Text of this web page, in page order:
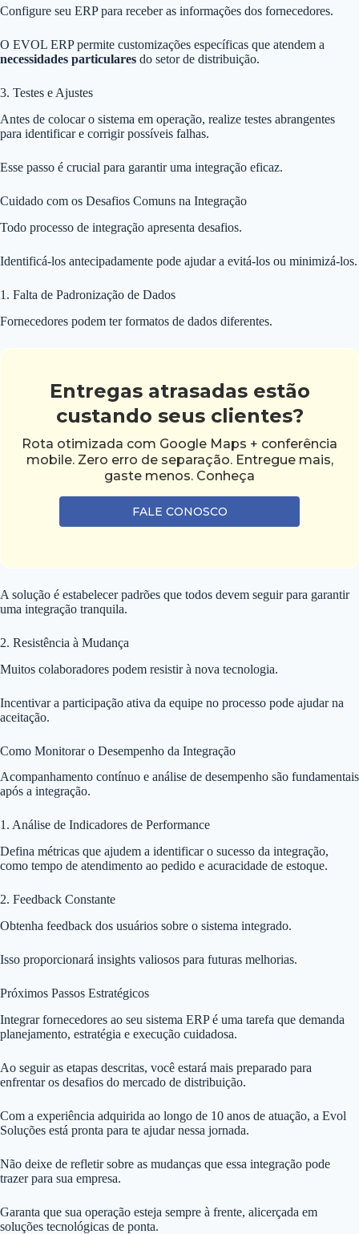
Configure seu ERP para receber as informações dos fornecedores.
O EVOL ERP permite customizações específicas que atendem a
necessidades particulares do setor de distribuição.
3. Testes e Ajustes
Antes de colocar o sistema em operação, realize testes abrangentes
para identificar e corrigir possíveis falhas.
Esse passo é crucial para garantir uma integração eficaz.
Cuidado com os Desafios Comuns na Integração
Todo processo de integração apresenta desafios.
Identificá-los antecipadamente pode ajudar a evitá-los ou minimizá-los.
1. Falta de Padronização de Dados
Fornecedores podem ter formatos de dados diferentes.
Entregas atrasadas estão
custando seus clientes?
Rota otimizada com Google Maps + conferência
mobile. Zero erro de separação. Entregue mais,
gaste menos. Conheça
FALE CONOSCO
A solução é estabelecer padrões que todos devem seguir para garantir
uma integração tranquila.
2. Resistência à Mudança
Muitos colaboradores podem resistir à nova tecnologia.
Incentivar a participação ativa da equipe no processo pode ajudar na
aceitação.
Como Monitorar o Desempenho da Integração
Acompanhamento contínuo e análise de desempenho são fundamentais
após a integração.
1. Análise de Indicadores de Performance
Defina métricas que ajudem a identificar o sucesso da integração,
como tempo de atendimento ao pedido e acuracidade de estoque.
2. Feedback Constante
Obtenha feedback dos usuários sobre o sistema integrado.
Isso proporcionará insights valiosos para futuras melhorias.
Próximos Passos Estratégicos
Integrar fornecedores ao seu sistema ERP é uma tarefa que demanda
planejamento, estratégia e execução cuidadosa.
Ao seguir as etapas descritas, você estará mais preparado para
enfrentar os desafios do mercado de distribuição.
Com a experiência adquirida ao longo de 10 anos de atuação, a Evol
Soluções está pronta para te ajudar nessa jornada.
Não deixe de refletir sobre as mudanças que essa integração pode
trazer para sua empresa.
Garanta que sua operação esteja sempre à frente, alicerçada em
soluções tecnológicas de ponta.